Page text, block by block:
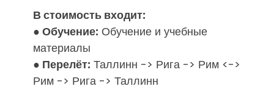
В стоимость входит:
● Обучение: Обучение и учебные
материалы
● Перелёт: Таллинн -> Рига -> Рим <->
Рим -> Рига -> Таллинн